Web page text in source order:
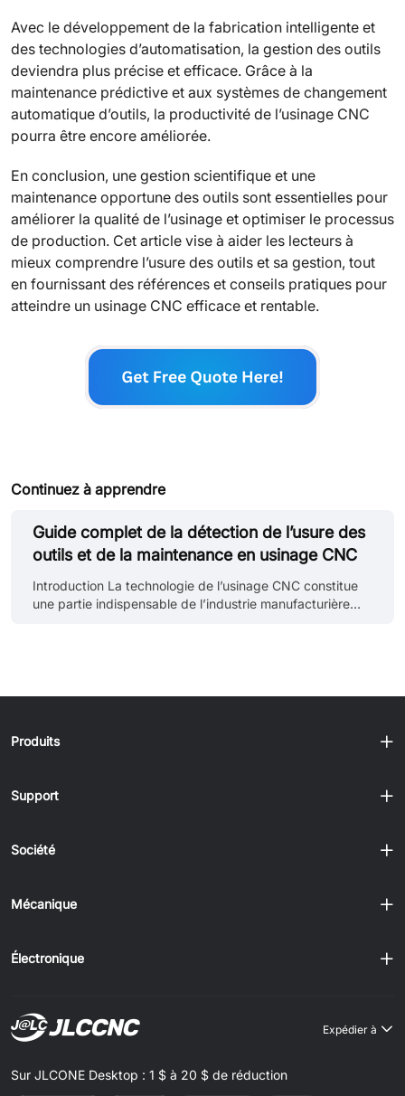
Avec le développement de la fabrication intelligente et
des technologies d’automatisation, la gestion des outils
deviendra plus précise et efficace. Grâce à la
maintenance prédictive et aux systèmes de changement
automatique d’outils, la productivité de l’usinage CNC
pourra être encore améliorée.
En conclusion, une gestion scientifique et une
maintenance opportune des outils sont essentielles pour
améliorer la qualité de l’usinage et optimiser le processus
de production. Cet article vise à aider les lecteurs à
mieux comprendre l’usure des outils et sa gestion, tout
en fournissant des références et conseils pratiques pour
atteindre un usinage CNC efficace et rentable.
Continuez à apprendre
Guide complet de la détection de l’usure des
outils et de la maintenance en usinage CNC
Introduction La technologie de l’usinage CNC constitue
une partie indispensable de l’industrie manufacturière
complexes avec une grande précision et une efficacité
d’usinage prolongées, c......
Produits
Support
Société
Mécanique
Électronique
Expédier à
Sur JLCONE Desktop : 1 $ à 20 $ de réduction